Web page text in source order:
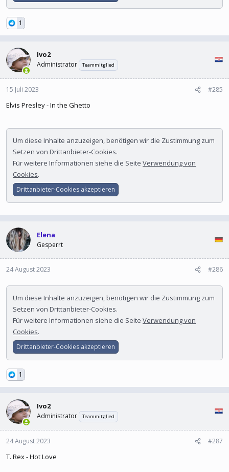
1
Ivo2
Administrator Teammitglied
15 Juli 2023 #285
Elvis Presley - In the Ghetto
Um diese Inhalte anzuzeigen, benötigen wir die Zustimmung zum
Setzen von Drittanbieter-Cookies.
Für weitere Informationen siehe die Seite Verwendung von
Cookies.
Drittanbieter-Cookies akzeptieren
Elena
Gesperrt
24 August 2023 #286
Um diese Inhalte anzuzeigen, benötigen wir die Zustimmung zum
Setzen von Drittanbieter-Cookies.
Für weitere Informationen siehe die Seite Verwendung von
Cookies.
Drittanbieter-Cookies akzeptieren
1
Ivo2
Administrator Teammitglied
24 August 2023 #287
T. Rex - Hot Love